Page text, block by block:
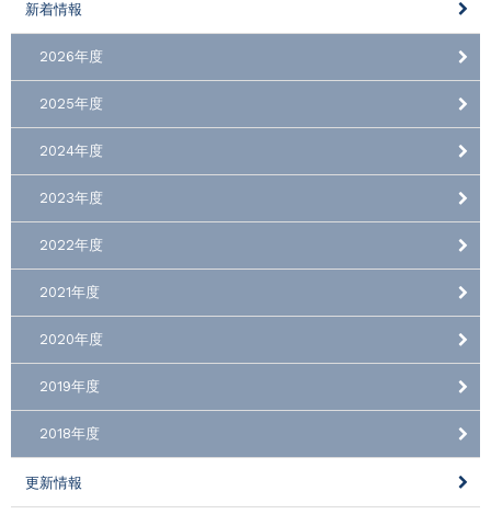
新着情報
2026年度
2025年度
2024年度
2023年度
2022年度
2021年度
2020年度
2019年度
2018年度
更新情報